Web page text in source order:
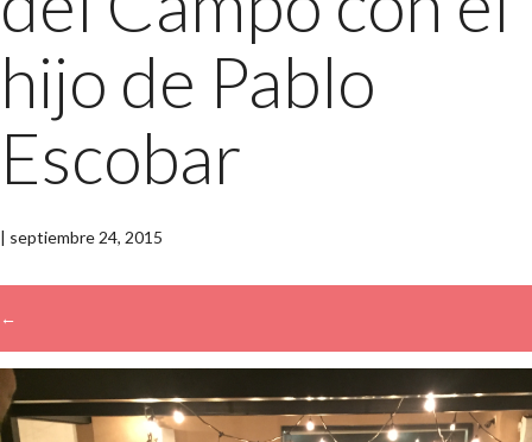
hijo de Pablo
Escobar
| septiembre 24, 2015
←
→